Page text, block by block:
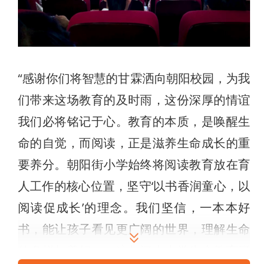
“感谢你们将智慧的甘霖洒向朝阳校园，为我
们带来这场教育的及时雨，这份深厚的情谊
我们必将铭记于心。教育的本质，是唤醒生
命的自觉，而阅读，正是滋养生命成长的重
要养分。朝阳街小学始终将阅读教育放在育
人工作的核心位置，坚守‘以书香润童心，以
阅读促成长’的理念。我们坚信，一本本好
书，能让孩子看见更广阔的世界，理解生命